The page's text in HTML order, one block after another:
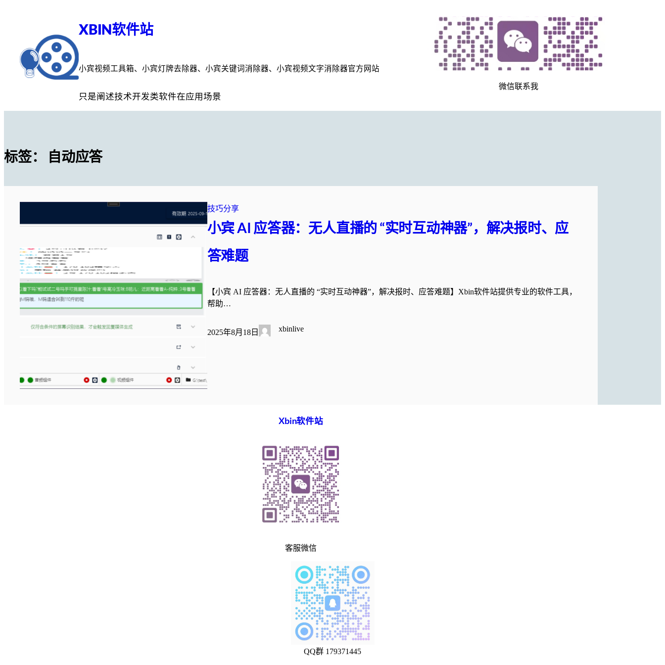
XBIN软件站
小宾视频工具箱、小宾灯牌去除器、小宾关键词消除器、小宾视频文字消除器官方网站
只是阐述技术开发类软件在应用场景
微信联系我
标签： 自动应答
技巧分享
小宾 AI 应答器：无人直播的 “实时互动神器”，解决报时、应
答难题
【小宾 AI 应答器：无人直播的 “实时互动神器”，解决报时、应答难题】Xbin软件站提供专业的软件工具，
帮助…
2025年8月18日 xbinlive
Xbin软件站
客服微信
QQ群 179371445